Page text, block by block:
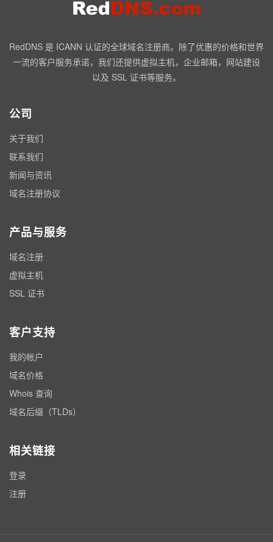
RedDNS 是 ICANN 认证的全球域名注册商。除了优惠的价格和世界
一流的客户服务承诺，我们还提供虚拟主机，企业邮箱，网站建设
以及 SSL 证书等服务。
公司
关于我们
联系我们
新闻与资讯
域名注册协议
产品与服务
域名注册
虚拟主机
SSL 证书
客户支持
我的帐户
域名价格
Whois 查询
域名后缀（TLDs）
相关链接
登录
注册